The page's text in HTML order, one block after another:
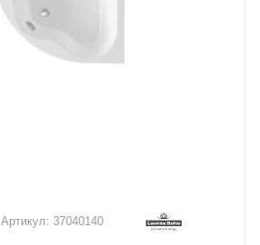
Артикул: 37040140